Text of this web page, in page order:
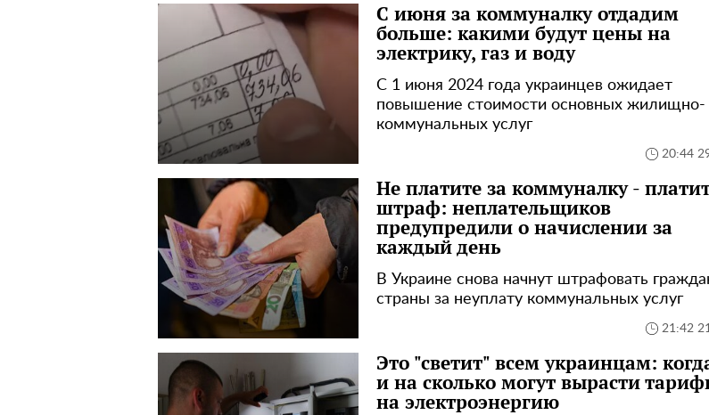
С июня за коммуналку отдадим
больше: какими будут цены на
электрику, газ и воду
С 1 июня 2024 года украинцев ожидает
повышение стоимости основных жилищно-
коммунальных услуг
20:44
Не платите за коммуналку -
штраф: неплательщиков
предупредили о начислении за
каждый день
В Украине снова начнут штрафовать
страны за неуплату коммунальных услуг
21:42
Это "светит" всем украинцам:
и на сколько могут вырасти
на электроэнергию